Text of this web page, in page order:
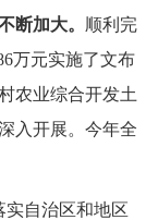
断加大。 顺利 完
万元实施了文布
农业综合开发土
入开展。今年全
实自治区和地区